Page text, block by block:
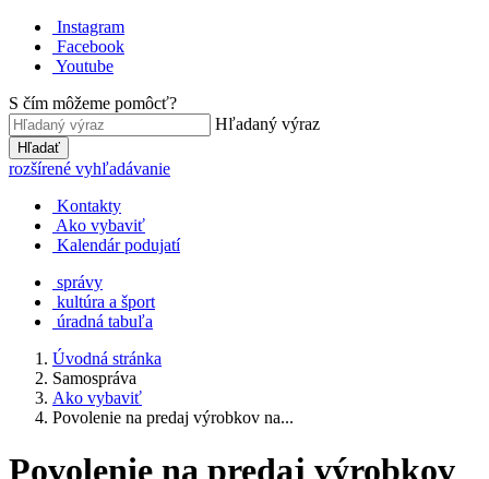
Instagram
Facebook
Youtube
S čím môžeme pomôcť?
Hľadaný výraz
Hľadať
rozšírené vyhľadávanie
Kontakty
Ako vybaviť
Kalendár podujatí
správy
kultúra a šport
úradná tabuľa
Úvodná stránka
Samospráva
Ako vybaviť
Povolenie na predaj výrobkov na...
Povolenie na predaj výrobkov